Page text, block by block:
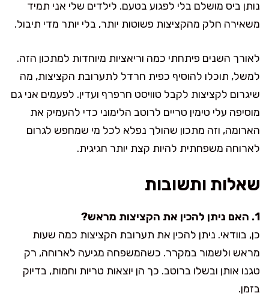
נותן ביס מושלם בלי לפגוע בטעם. לילדים שלי אני תמיד
משאירה חלק מהקציצות פשוטות יותר, בלי יותר מדי תיבול.
לאורך השנים פיתחתי כמה וריאציות מיוחדות למתכון הזה.
למשל, תוכלו להוסיף כפית חרדל לתערובת הקציצות, מה
שיגרום לקציצות לקבל טוויסט חרפרף ועדין. לפעמים אני גם
מוסיפה עלי טימין טריים לרוטב הלימוני כדי להעמיק את
הארומה, וזה מתכון שהולך נפלא לכל מי שמחפש לגרום
לארוחה משפחתית להיות קצת יותר חגיגית.
שאלות ותשובות
1. האם ניתן להכין את הקציצות מראש?
כן, בוודאי. ניתן להכין את תערובת הקציצות כמה שעות
מראש ולשמור במקרר. כשהמשפחה מגיעה לארוחה, רק
טגנו אותן ובשלו ברוטב. כך הן יוצאות טריות וחמות, בדיוק
בזמן.